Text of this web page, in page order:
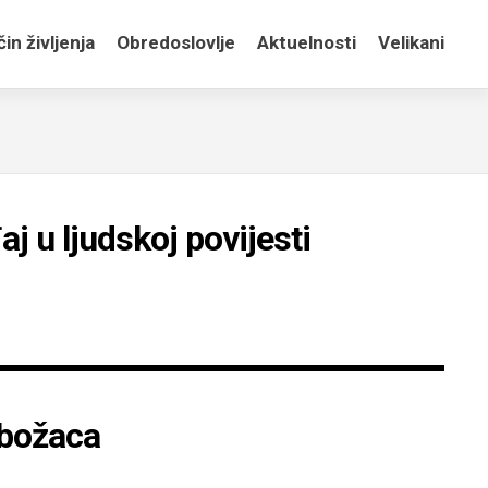
življenja Obredoslovlje Aktuelnosti Velikani
u ljudskoj povijesti